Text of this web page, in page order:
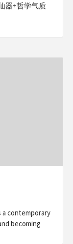
器+哲学气质
contemporary
becoming